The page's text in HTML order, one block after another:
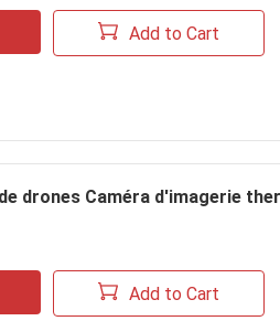
Add to Cart
drones Caméra d'imagerie
Add to Cart